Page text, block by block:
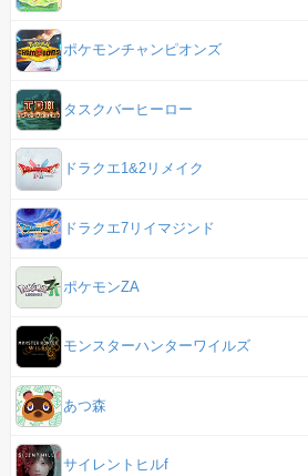
ポケモンチャンピオンズ
タスクバーヒーロー
ドラクエ1&2リメイク
ドラクエ7リイマジンド
ポケモンZA
モンスターハンターワイルズ
あつ森
サイレントヒルf